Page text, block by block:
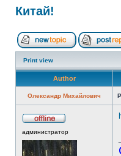
Китай!
Print view
Author
Олександр Михайлович
администратор